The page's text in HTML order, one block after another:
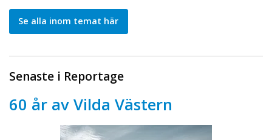
Se alla inom temat här
Senaste i Reportage
60 år av Vilda Västern